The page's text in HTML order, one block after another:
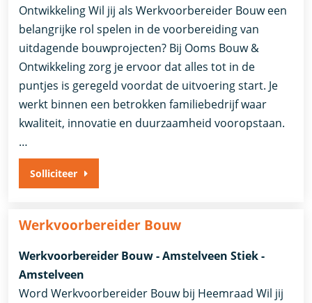
Ontwikkeling Wil jij als Werkvoorbereider Bouw een
belangrijke rol spelen in de voorbereiding van
uitdagende bouwprojecten? Bij Ooms Bouw &
Ontwikkeling zorg je ervoor dat alles tot in de
puntjes is geregeld voordat de uitvoering start. Je
werkt binnen een betrokken familiebedrijf waar
kwaliteit, innovatie en duurzaamheid vooropstaan.
…
Solliciteer
Werkvoorbereider Bouw
Werkvoorbereider Bouw - Amstelveen Stiek -
Amstelveen
Word Werkvoorbereider Bouw bij Heemraad Wil jij